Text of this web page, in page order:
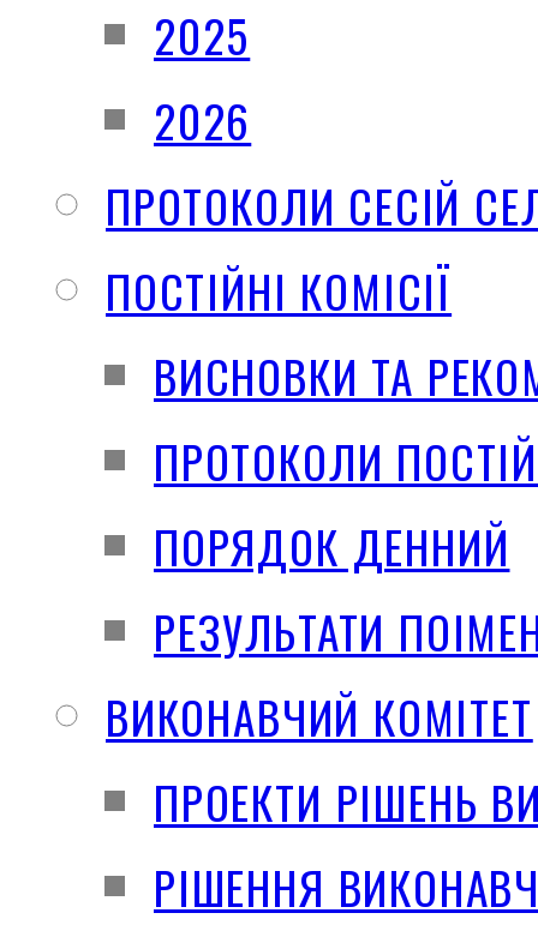
2025
2026
ПРОТОКОЛИ СЕСІЙ
ПОСТІЙНІ КОМІСІЇ
ВИСНОВКИ ТА
ПРОТОКОЛИ
ПОРЯДОК ДЕННИЙ
РЕЗУЛЬТАТИ
ВИКОНАВЧИЙ КОМІТЕТ
ПРОЕКТИ РІШЕНЬ
РІШЕННЯ